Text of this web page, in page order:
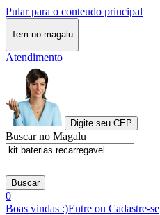
Pular para o conteudo principal
Tem no magalu
Atendimento
Digite seu CEP
Buscar no Magalu
Buscar
0
Boas vindas :)Entre ou Cadastre-se